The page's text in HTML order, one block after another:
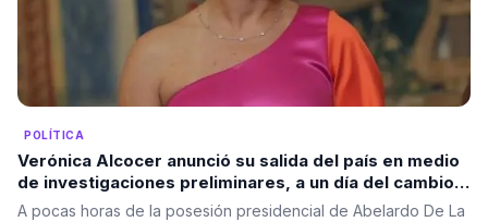
POLÍTICA
Verónica Alcocer anunció su salida del país en medio
de investigaciones preliminares, a un día del cambio
de gobierno. La pregunta es: ¿también se irá Petro?
A pocas horas de la posesión presidencial de Abelardo De La